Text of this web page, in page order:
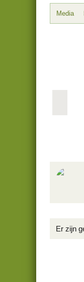
Media
r
Er zijn